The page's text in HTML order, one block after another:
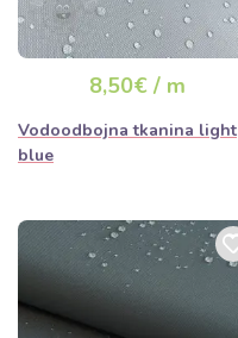
8,50€ / m
Vodoodbojna tkanina light
blue